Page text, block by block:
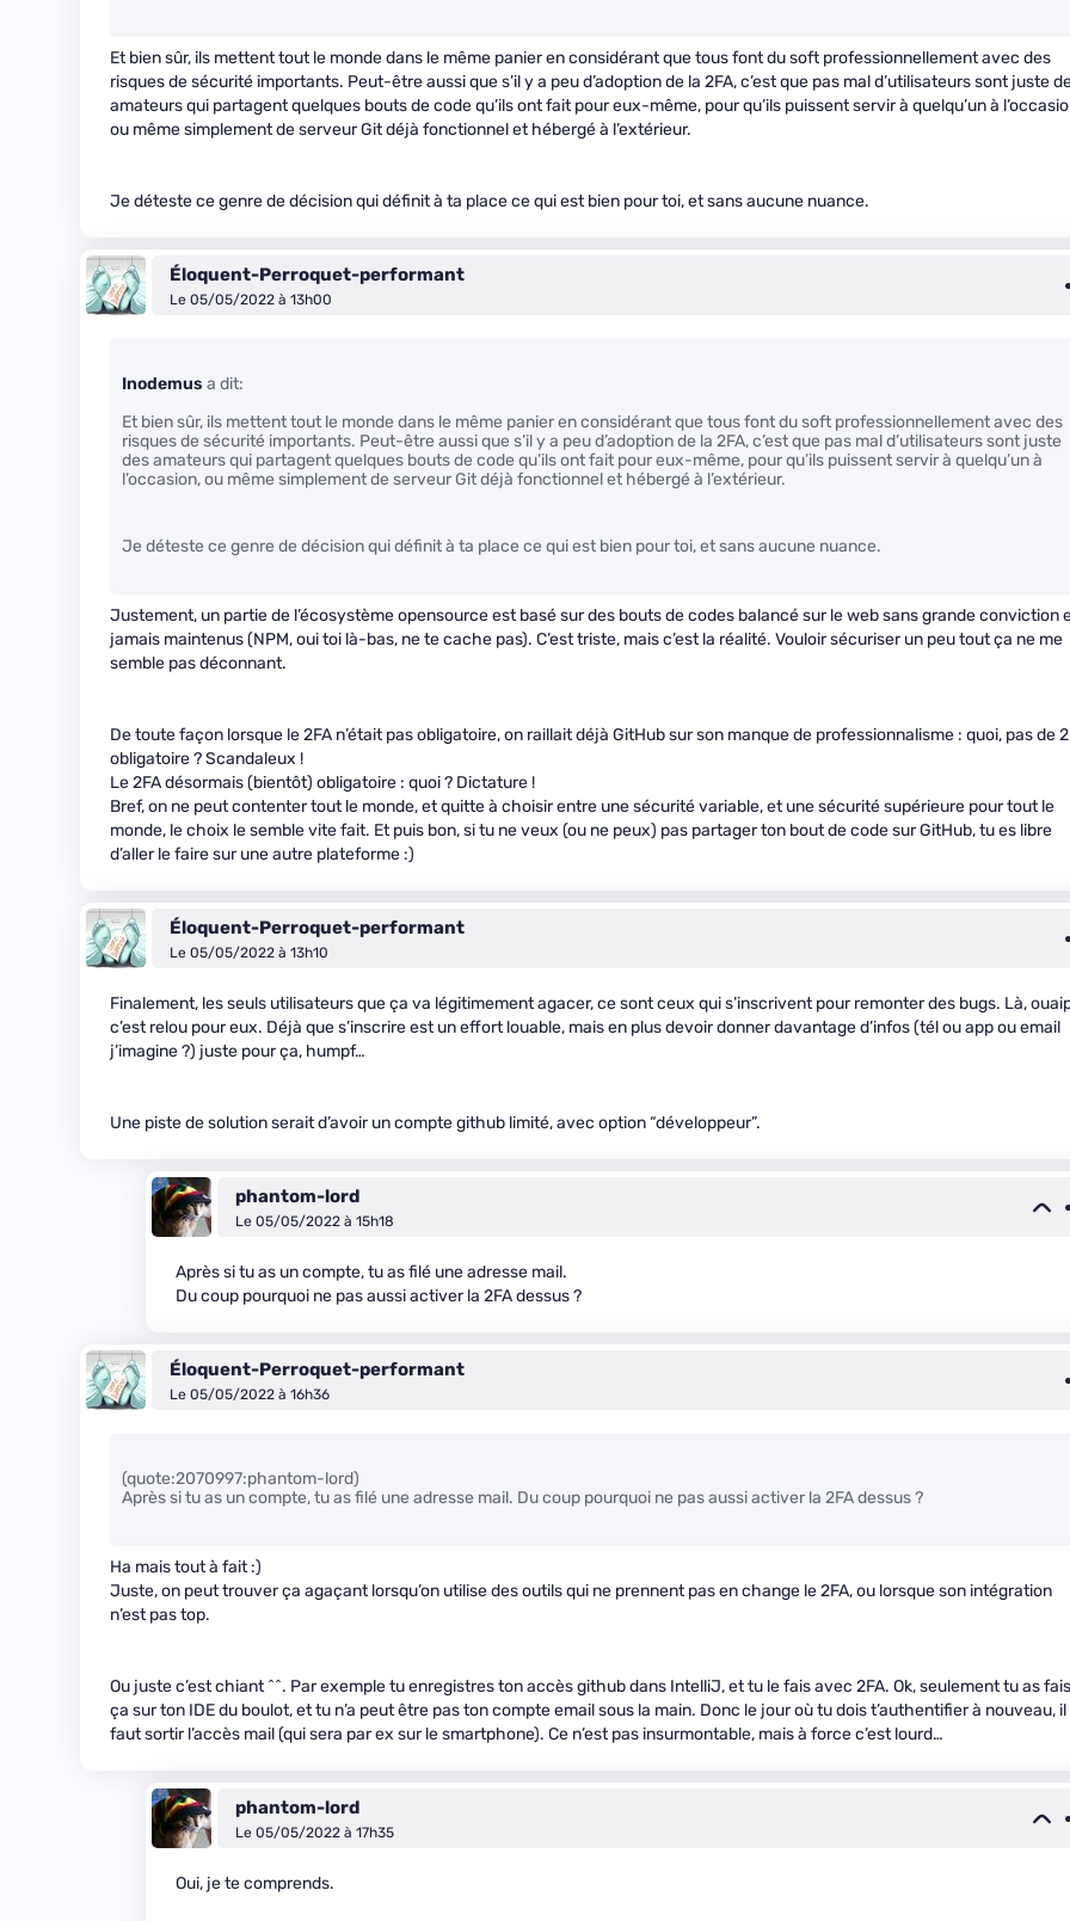
Et bien sûr, ils mettent tout le monde dans le même panier en considérant que tous font du soft professionnellement avec des
risques de sécurité importants. Peut-être aussi que s’il y a peu d’adoption de la 2FA, c’est que pas mal d’utilisateurs sont juste
amateurs qui partagent quelques bouts de code qu’ils ont fait pour eux-même, pour qu’ils puissent servir à quelqu’un à
ou même simplement de serveur Git déjà fonctionnel et hébergé à l’extérieur.
Je déteste ce genre de décision qui définit à ta place ce qui est bien pour toi, et sans aucune nuance.
Éloquent-Perroquet-performant
Le 05/05/2022 à 13h00
Inodemus a dit:
Et bien sûr, ils mettent tout le monde dans le même panier en considérant que tous font du soft professionnellement avec des
risques de sécurité importants. Peut-être aussi que s’il y a peu d’adoption de la 2FA, c’est que pas mal d’utilisateurs sont juste
des amateurs qui partagent quelques bouts de code qu’ils ont fait pour eux-même, pour qu’ils puissent servir à quelqu’un à
l’occasion, ou même simplement de serveur Git déjà fonctionnel et hébergé à l’extérieur.
Je déteste ce genre de décision qui définit à ta place ce qui est bien pour toi, et sans aucune nuance.
Justement, un partie de l’écosystème opensource est basé sur des bouts de codes balancé sur le web sans grande conviction
jamais maintenus (NPM, oui toi là-bas, ne te cache pas). C’est triste, mais c’est la réalité. Vouloir sécuriser un peu tout ça ne me
semble pas déconnant.
De toute façon lorsque le 2FA n’était pas obligatoire, on raillait déjà GitHub sur son manque de professionnalisme : quoi, pas de
obligatoire ? Scandaleux !
Le 2FA désormais (bientôt) obligatoire : quoi ? Dictature !
Bref, on ne peut contenter tout le monde, et quitte à choisir entre une sécurité variable, et une sécurité supérieure pour tout le
monde, le choix le semble vite fait. Et puis bon, si tu ne veux (ou ne peux) pas partager ton bout de code sur GitHub, tu es libre
d’aller le faire sur une autre plateforme :)
Éloquent-Perroquet-performant
Le 05/05/2022 à 13h10
Finalement, les seuls utilisateurs que ça va légitimement agacer, ce sont ceux qui s’inscrivent pour remonter des bugs. Là,
c’est relou pour eux. Déjà que s’inscrire est un effort louable, mais en plus devoir donner davantage d’infos (tél ou app ou email
j’imagine ?) juste pour ça, humpf…
Une piste de solution serait d’avoir un compte github limité, avec option “développeur”.
phantom-lord
Le 05/05/2022 à 15h18
Après si tu as un compte, tu as filé une adresse mail.
Du coup pourquoi ne pas aussi activer la 2FA dessus ?
Éloquent-Perroquet-performant
Le 05/05/2022 à 16h36
(quote:2070997:phantom-lord)
Après si tu as un compte, tu as filé une adresse mail. Du coup pourquoi ne pas aussi activer la 2FA dessus ?
Ha mais tout à fait :)
Juste, on peut trouver ça agaçant lorsqu’on utilise des outils qui ne prennent pas en change le 2FA, ou lorsque son intégration
n’est pas top.
Ou juste c’est chiant ^^. Par exemple tu enregistres ton accès github dans IntelliJ, et tu le fais avec 2FA. Ok, seulement tu as fais
ça sur ton IDE du boulot, et tu n’a peut être pas ton compte email sous la main. Donc le jour où tu dois t’authentifier à nouveau, il
faut sortir l’accès mail (qui sera par ex sur le smartphone). Ce n’est pas insurmontable, mais à force c’est lourd…
phantom-lord
Le 05/05/2022 à 17h35
Oui, je te comprends.